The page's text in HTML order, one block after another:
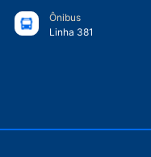
Ônibus
Linha 381